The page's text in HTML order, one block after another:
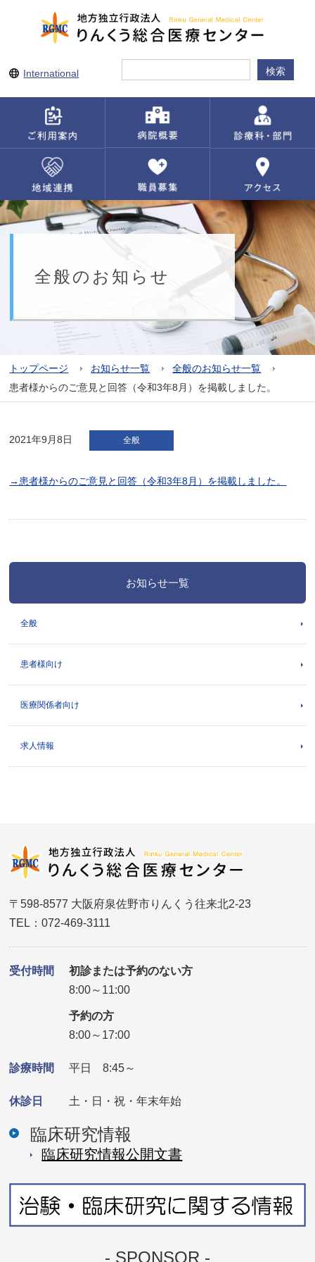
International
全般のお知らせ
トップページ お知らせ一覧
全般のお知らせ一覧
患者様からのご意見と回答（令和3年8月）を掲載しました。
2021年9月8日 全般
→患者様からのご意見と回答（令和3年8月）を掲載しました。
お知らせ一覧
全般
患者様向け
医療関係者向け
求人情報
〒598-8577 大阪府泉佐野市りんくう往来北2-23
TEL：072-469-3111
受付時間
初診または予約のない方
8:00～11:00
予約の方
8:00～17:00
診療時間 平日 8:45～
休診日 土・日・祝・年末年始
臨床研究情報
臨床研究情報公開⽂書
- SPONSOR -